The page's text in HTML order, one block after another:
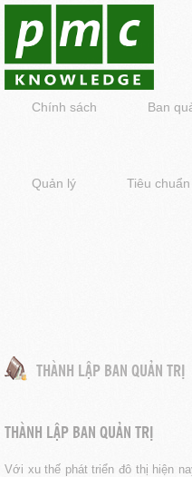
Chính sách Ban
Quản lý Tiêu chuẩn
THÀNH LẬP BAN QUẢN TRỊ
THÀNH LẬP BAN QUẢN TRỊ
Với xu thế phát triển đô thị hiện